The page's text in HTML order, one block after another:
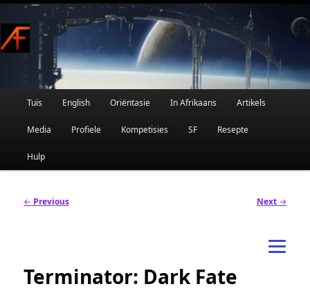
Skip
to
primary
content
Afrikaanse Wetenskapfiksie en Fantasie
Main
Tuis English Oriëntasie In Afrikaans Artikels
Media Profiele Kompetisies SF Resepte
Hulp
Post
← Previous Next →
Terminator: Dark Fate